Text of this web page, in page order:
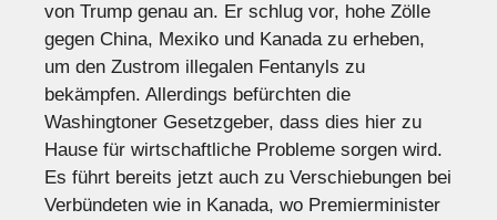
von Trump genau an. Er schlug vor, hohe Zölle
gegen China, Mexiko und Kanada zu erheben,
um den Zustrom illegalen Fentanyls zu
bekämpfen. Allerdings befürchten die
Washingtoner Gesetzgeber, dass dies hier zu
Hause für wirtschaftliche Probleme sorgen wird.
Es führt bereits jetzt auch zu Verschiebungen bei
Verbündeten wie in Kanada, wo Premierminister